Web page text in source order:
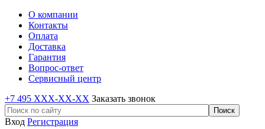
О компании
Контакты
Оплата
Доставка
Гарантия
Вопрос-ответ
Сервисный центр
+7 495 XXX-XX-XX Заказать звонок
Вход Регистрация